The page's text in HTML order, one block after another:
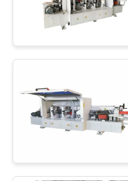
RICHIEDA
UNA
CITAZIONE
MAPPA
DEL